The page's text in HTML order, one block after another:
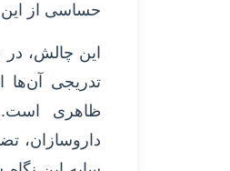
حساسی از این
این چالش،
تدریجی آن‌ها
ظاهری است.
داروسازان،